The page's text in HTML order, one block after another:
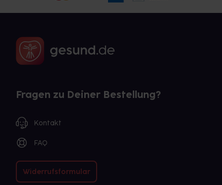
Fragen zu Deiner Bestellung?
Kontakt
FAQ
Widerrufsformular